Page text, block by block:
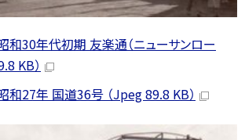
和30年代初期 友楽通（ニューサンロー
KB）
和27年 国道36号 （Jpeg 89.8 KB）